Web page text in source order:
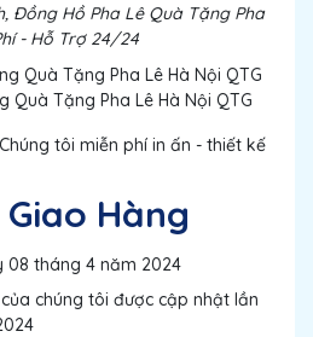
Đồng Hồ Pha Lê Quà Tặng Pha
- Hỗ Trợ 24/24
Quà Tặng Pha Lê Hà Nội QTG
tôi miễn phí in ấn - thiết kế
Hàng
08 tháng 4 năm 2024
chúng tôi được cập nhật lần